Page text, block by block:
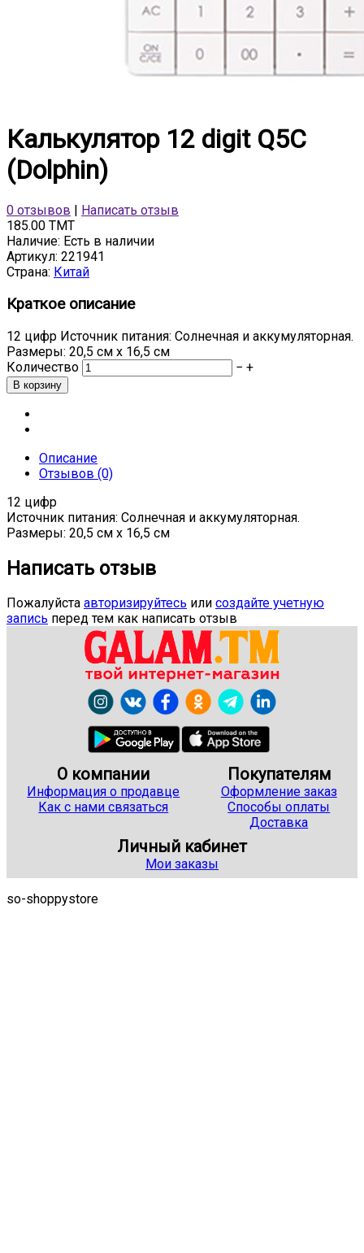
Калькулятор 12 digit Q5C
(Dolphin)
0 отзывов
Написать отзыв
185.00 TMT
Наличие: Есть в наличии
Артикул: 221941
Страна: Китай
Краткое описание
12 цифр Источник питания: Солнечная и аккумуляторная.
Размеры: 20,5 см x 16,5 см
Количество
− +
Описание
Отзывов (0)
12 цифр
Источник питания: Солнечная и аккумуляторная.
Размеры: 20,5 см x 16,5 см
Написать отзыв
Пожалуйста авторизируйтесь или создайте учетную
запись перед тем как написать отзыв
О компании
Информация о продавце
Как с нами связаться
Покупателям
Оформление заказ
Способы оплаты
Доставка
Личный кабинет
Мои заказы
so-shoppystore